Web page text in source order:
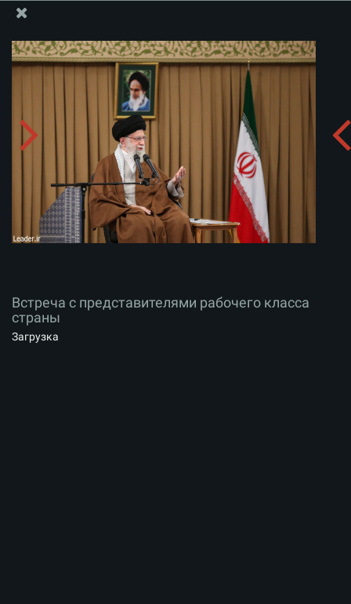
Встреча с представителями рабочего класса
страны
Скачать альбом:
Встреча с представителями рабочего класса
страны
Загрузка